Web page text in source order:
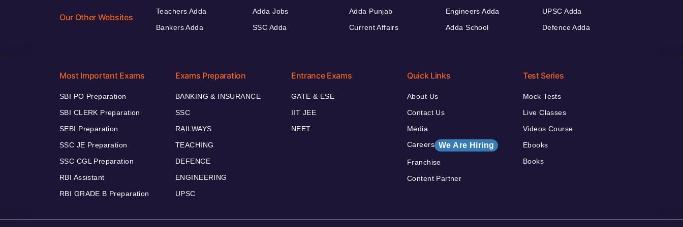
Our Other Websites
Teachers Adda
Bankers Adda
Adda Jobs
SSC Adda
Adda Punjab
Current Affairs
Engineers Adda
Adda School
UPSC Adda
Defence Adda
Most Important Exams
SBI PO Preparation
SBI CLERK Preparation
SEBI Preparation
SSC JE Preparation
SSC CGL Preparation
RBI Assistant
RBI GRADE B Preparation
Exams Preparation
BANKING & INSURANCE
SSC
RAILWAYS
TEACHING
DEFENCE
ENGINEERING
UPSC
Entrance Exams
GATE & ESE
IIT JEE
NEET
Quick Links
About Us
Contact Us
Media
Careers We Are Hiring
Franchise
Content Partner
Test Series
Mock Tests
Live Classes
Videos Course
Ebooks
Books